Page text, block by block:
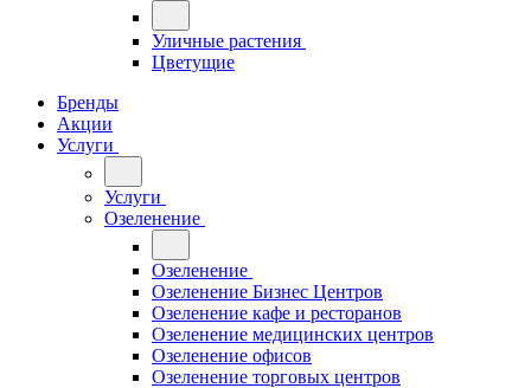
Уличные растения
Цветущие
Бренды
Акции
Услуги
Услуги
Озеленение
Озеленение
Озеленение Бизнес Центров
Озеленение кафе и ресторанов
Озеленение медицинских центров
Озеленение офисов
Озеленение торговых центров